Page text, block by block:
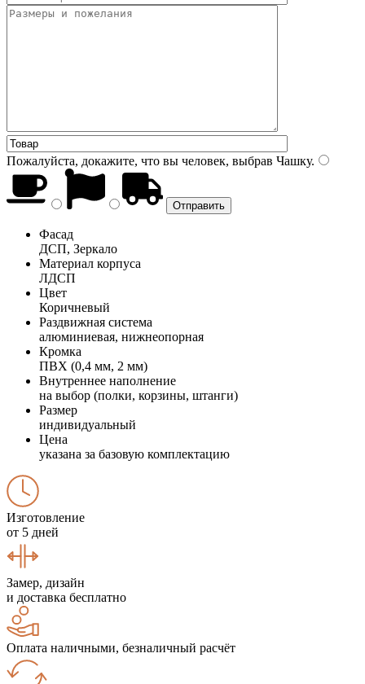
Пожалуйста, докажите, что вы человек, выбрав Чашку.
Фасад
ДСП, Зеркало
Материал корпуса
ЛДСП
Цвет
Коричневый
Раздвижная система
алюминиевая, нижнеопорная
Кромка
ПВХ (0,4 мм, 2 мм)
Внутреннее наполнение
на выбор (полки, корзины, штанги)
Размер
индивидуальный
Цена
указана за базовую комплектацию
Изготовление
от 5 дней
Замер, дизайн
и доставка бесплатно
Оплата наличными, безналичный расчёт